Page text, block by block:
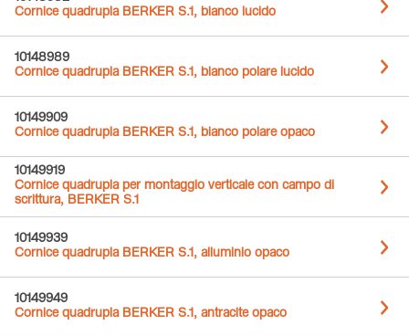
Cornice quadrupla BERKER S.1, bianco lucido
10148989
Cornice quadrupla BERKER S.1, bianco polare lucido
10149909
Cornice quadrupla BERKER S.1, bianco polare opaco
10149919
Cornice quadrupla per montaggio verticale con campo di
scrittura, BERKER S.1
10149939
Cornice quadrupla BERKER S.1, alluminio opaco
10149949
Cornice quadrupla BERKER S.1, antracite opaco